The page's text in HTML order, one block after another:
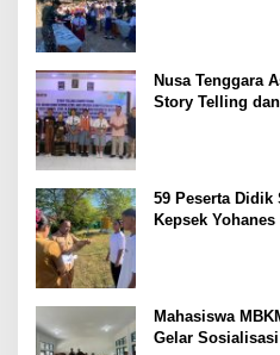
Nusa Tenggara
Story Telling
59 Peserta Didik
Kepsek
Mahasiswa
Gelar